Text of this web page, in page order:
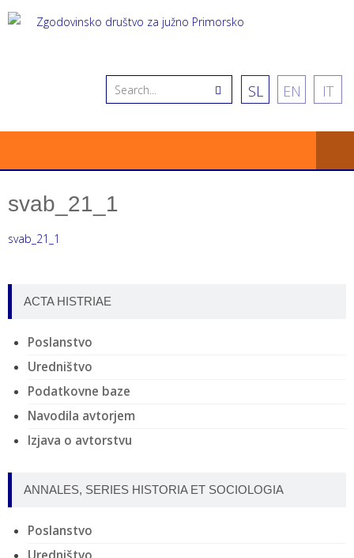
SL EN IT
svab_21_1
svab_21_1
ACTA HISTRIAE
Poslanstvo
Uredništvo
Podatkovne baze
Navodila avtorjem
Izjava o avtorstvu
ANNALES, SERIES HISTORIA ET SOCIOLOGIA
Poslanstvo